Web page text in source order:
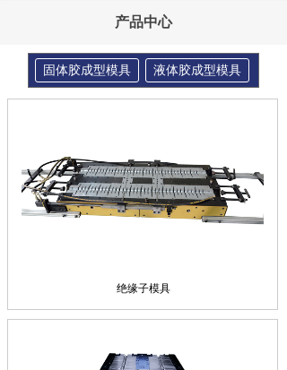
产品中心
固体胶成型模具 液体胶成型模具
绝缘子模具